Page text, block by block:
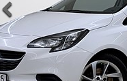
